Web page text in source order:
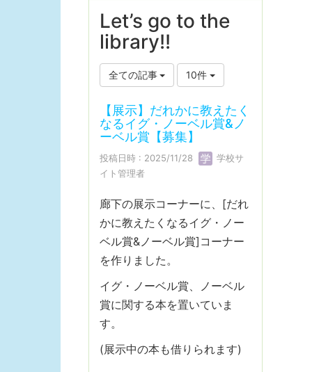
Let’s go to the
library!!
全ての記事 10件
【展示】だれかに教えたく
なるイグ・ノーベル賞&ノ
ーベル賞【募集】
投稿日時 : 2025/11/28
学校サ
イト管理者
廊下の展示コーナーに、[だれ
かに教えたくなるイグ・ノー
ベル賞&ノーベル賞]コーナー
を作りました。
イグ・ノーベル賞、ノーベル
賞に関する本を置いていま
す。
(展示中の本も借りられます)